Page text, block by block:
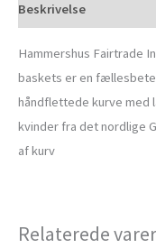
Beskrivelse
Hammershus Fairtrade
baskets er en
håndflettede kurve med
kvinder fra det nordlige
af kurv
Relaterede varer